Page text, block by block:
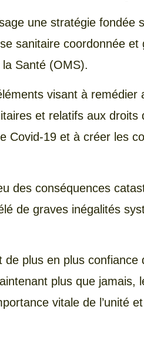
une stratégie fondée
sanitaire coordonnée et
la Santé (OMS).
visant à remédier
et relatifs aux droits
Covid-19 et à créer les
des conséquences
de graves inégalités
de plus en plus confiance
plus que jamais,
vitale de l’unité